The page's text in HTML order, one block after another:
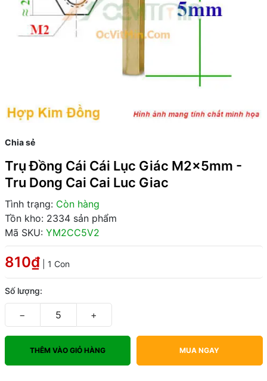
Chia sẻ
Trụ Đồng Cái Cái Lục Giác M2x5mm -
Tru Dong Cai Cai Luc Giac
Tình trạng: Còn hàng
Tồn kho: 2334 sản phẩm
Mã SKU: YM2CC5V2
810₫ | 1 Con
Số lượng:
− +
THÊM VÀO GIỎ HÀNG MUA NGAY